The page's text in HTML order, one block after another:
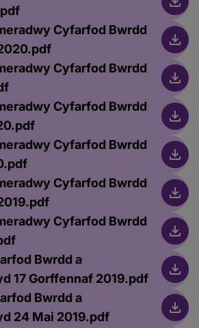
Cyfarfod Bwrdd
Cyfarfod Bwrdd
Cyfarfod Bwrdd
Cyfarfod Bwrdd
Cyfarfod Bwrdd
Cyfarfod Bwrdd
Bwrdd a
17 Gorffennaf 2019.pdf
Bwrdd a
24 Mai 2019.pdf